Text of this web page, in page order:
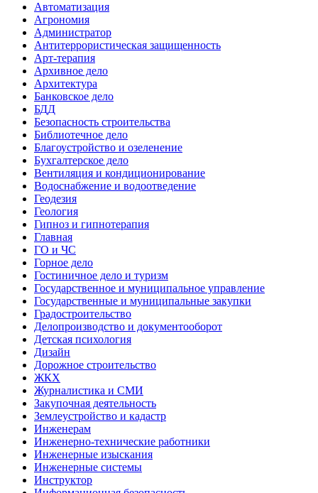
Автоматизация
Агрономия
Администратор
Антитеррористическая защищенность
Арт-терапия
Архивное дело
Архитектура
Банковское дело
БДД
Безопасность строительства
Библиотечное дело
Благоустройство и озеленение
Бухгалтерское дело
Вентиляция и кондиционирование
Водоснабжение и водоотведение
Геодезия
Геология
Гипноз и гипнотерапия
Главная
ГО и ЧС
Горное дело
Гостиничное дело и туризм
Государственное и муниципальное управление
Государственные и муниципальные закупки
Градостроительство
Делопроизводство и документооборот
Детская психология
Дизайн
Дорожное строительство
ЖКХ
Журналистика и СМИ
Закупочная деятельность
Землеустройство и кадастр
Инженерам
Инженерно-технические работники
Инженерные изыскания
Инженерные системы
Инструктор